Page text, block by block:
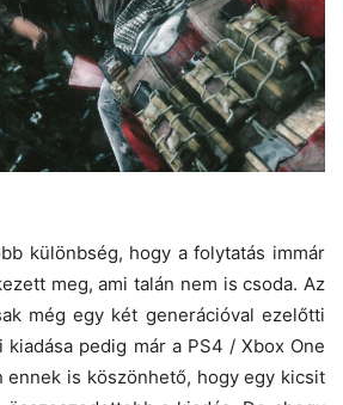
különbség, hogy a folytatás immár
meg, ami talán nem is csoda. Az
még egy két generációval ezelőtti
kiadása pedig már a PS4 / Xbox One
ennek is köszönhető, hogy egy kicsit